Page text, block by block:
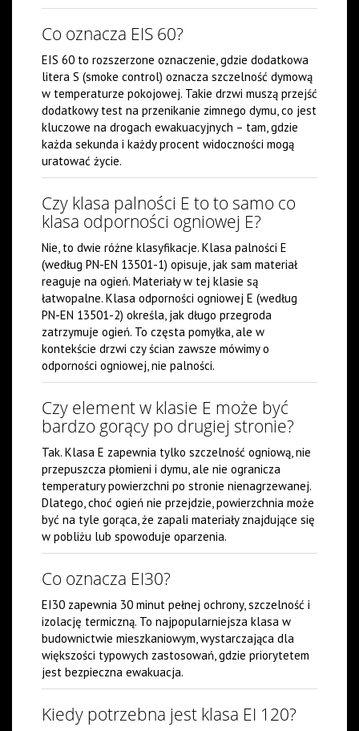
Co oznacza EIS 60?
EIS 60 to rozszerzone oznaczenie, gdzie dodatkowa
litera S (smoke control) oznacza szczelność dymową
w temperaturze pokojowej. Takie drzwi muszą przejść
dodatkowy test na przenikanie zimnego dymu, co jest
kluczowe na drogach ewakuacyjnych – tam, gdzie
każda sekunda i każdy procent widoczności mogą
uratować życie.
Czy klasa palności E to to samo co
klasa odporności ogniowej E?
Nie, to dwie różne klasyfikacje. Klasa palności E
(według PN-EN 13501-1) opisuje, jak sam materiał
reaguje na ogień. Materiały w tej klasie są
łatwopalne. Klasa odporności ogniowej E (według
PN-EN 13501-2) określa, jak długo przegroda
zatrzymuje ogień. To częsta pomyłka, ale w
kontekście drzwi czy ścian zawsze mówimy o
odporności ogniowej, nie palności.
Czy element w klasie E może być
bardzo gorący po drugiej stronie?
Tak. Klasa E zapewnia tylko szczelność ogniową, nie
przepuszcza płomieni i dymu, ale nie ogranicza
temperatury powierzchni po stronie nienagrzewanej.
Dlatego, choć ogień nie przejdzie, powierzchnia może
być na tyle gorąca, że zapali materiały znajdujące się
w pobliżu lub spowoduje oparzenia.
Co oznacza EI30?
EI30 zapewnia 30 minut pełnej ochrony, szczelność i
izolację termiczną. To najpopularniejsza klasa w
budownictwie mieszkaniowym, wystarczająca dla
większości typowych zastosowań, gdzie priorytetem
jest bezpieczna ewakuacja.
Kiedy potrzebna jest klasa EI 120?